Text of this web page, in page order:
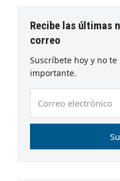
Recibe las últimas
correo
Suscríbete hoy y no
importante.
electrónico